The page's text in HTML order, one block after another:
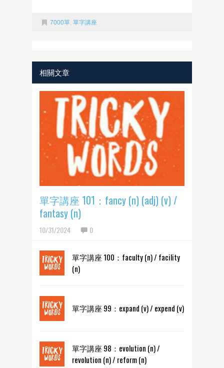
7000單 單字講座
相關文章
單字講座 101：fancy (n) (adj) (v) /
fantasy (n)
10/31/2024 0
單字講座 100：faculty (n) / facility
(n)
單字講座 99：expand (v) / expend (v)
單字講座 98：evolution (n) /
revolution (n) / reform (n)